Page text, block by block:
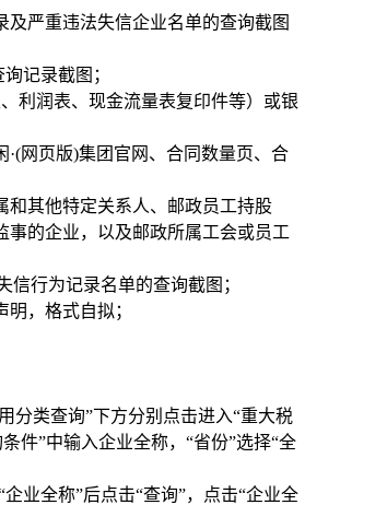
及严重违法失信企业名单的查询截图
记录截图；
利润表、现金流量表复印件等）或银
网页版)集团官网、合同数量页、合
和其他特定关系人、邮政员工持股
事的企业，以及邮政所属工会或员工
信行为记录名单的查询截图；
，格式自拟；
分类查询”下方分别点击进入“重大税
件”中输入企业全称，“省份”选择“全
业全称”后点击“查询”，点击“企业全